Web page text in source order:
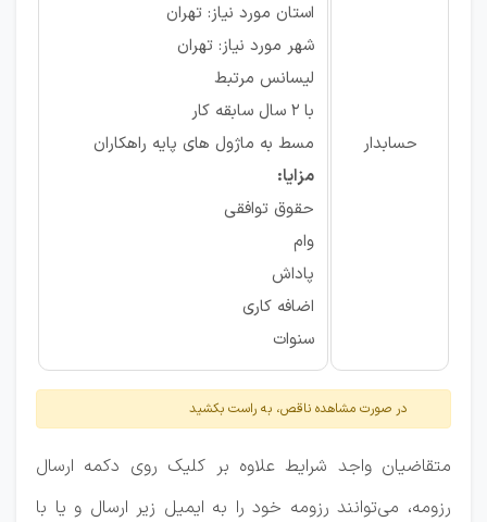
حسابدار
استان مورد نیاز: تهران
شهر مورد نیاز: تهران
لیسانس مرتبط
با 2 سال سابقه کار
مسط به ماژول های پایه راهکاران
مزایا:
حقوق توافقی
وام
پاداش
اضافه کاری
سنوات
در صورت مشاهده ناقص، به راست بکشید
متقاضیان واجد شرایط علاوه بر کلیک روی دکمه ارسال
رزومه، می‌توانند رزومه خود را به ایمیل زیر ارسال و یا با